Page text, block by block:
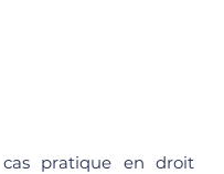
cas pratique en droit